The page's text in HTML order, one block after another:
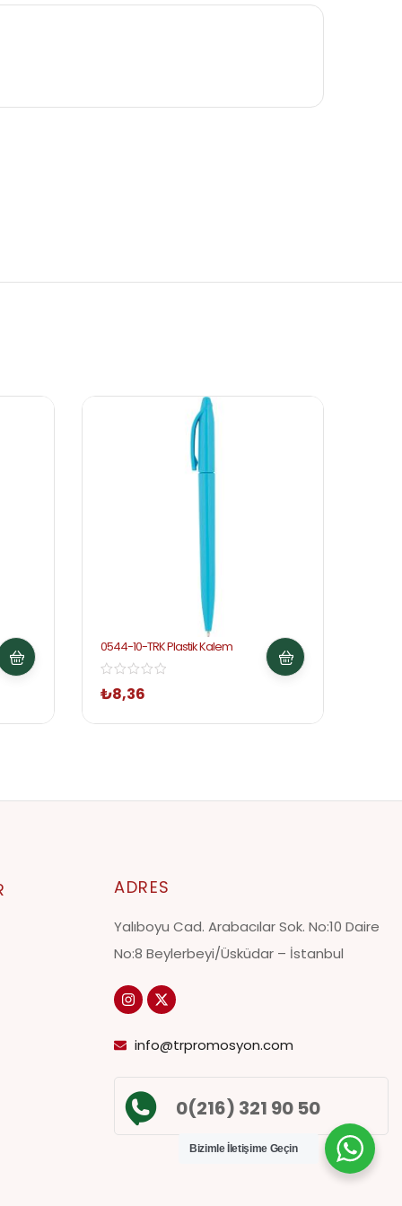
0544-10-TRK Plastik Kalem
₺8,36
ADRES
Yalıboyu Cad. Arabacılar Sok. No:10 Daire
No:8 Beylerbeyi/Üsküdar – İstanbul
info@trpromosyon.com
0(216) 321 90 50
Bizimle İletişime Geçin